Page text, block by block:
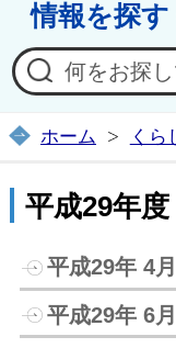
情報を探す
ホーム くら
平成29年度
平成29年 4
平成29年 6